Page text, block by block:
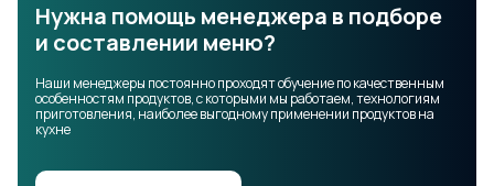
Нужна помощь менеджера в подборе
и составлении меню?
Наши менеджеры постоянно проходят обучение по качественным
особенностям продуктов, с которыми мы работаем, технологиям
приготовления, наиболее выгодному применении продуктов на
кухне